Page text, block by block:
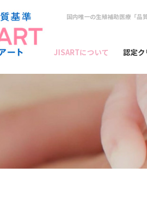
国内唯一の生殖補助医療「品
JISARTについて 認定ク